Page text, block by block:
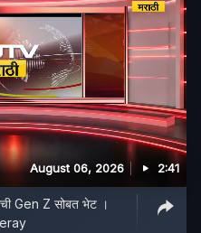
August 06, 2026 2:41
Gen Z सोबत भेट ।